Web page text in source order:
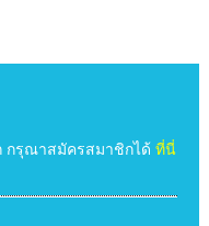
กรุณาสมัครสมาชิกได้ ที่นี่